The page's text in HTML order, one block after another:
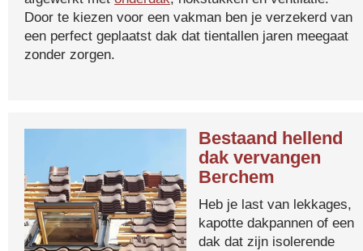
Door te kiezen voor een vakman ben je verzekerd van
een perfect geplaatst dak dat tientallen jaren meegaat
zonder zorgen.
Bestaand hellend
dak vervangen
Berchem
Heb je last van lekkages,
kapotte dakpannen of een
dak dat zijn isolerende